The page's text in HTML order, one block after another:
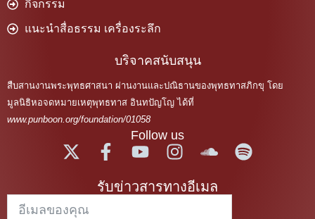
กิจกรรม
แนะนำสื่อธรรม เครื่องระลึก
บริจาคสนับสนุน
สืบสานงานพระพุทธศาสนา ผ่านงานและปณิธานของพุทธทาสภิกขุ โดย
มูลนิธิหอจดหมายเหตุพุทธทาส อินทปัญโญ ได้ที่
www.punboon.org/foundation/01058
Follow us
รับข่าวสารทางอีเมล